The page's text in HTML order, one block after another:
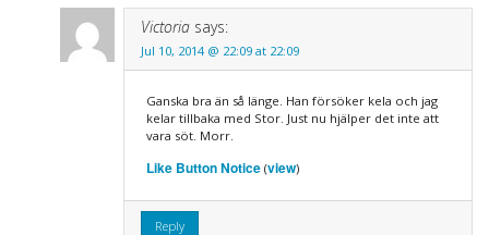
Victoria says:
Jul 10, 2014 @ 22:09 at 22:09
Ganska bra än så länge. Han försöker kela och jag
kelar tillbaka med Stor. Just nu hjälper det inte att
vara söt. Morr.
Like Button Notice(view)
Reply